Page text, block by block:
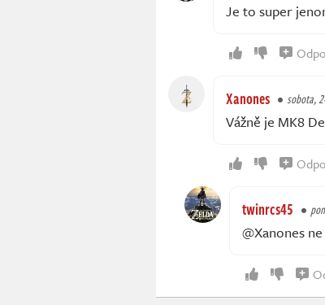
Je to super
Xanones sobota,
Vážně je MK8
twinrcs45
@Xanones